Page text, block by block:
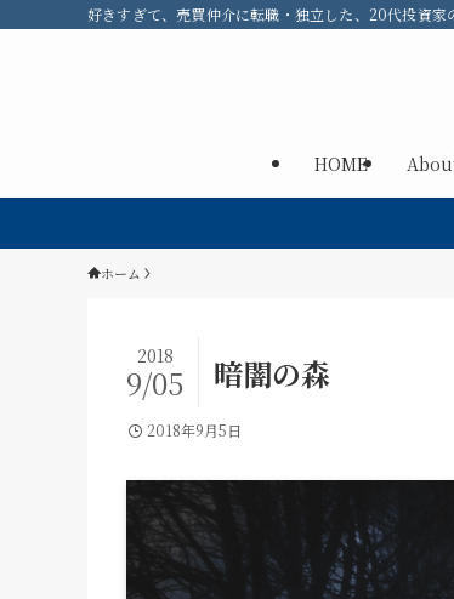
好きすぎて、売買仲介に転職・独立した、20代投資
HOME
ホーム
暗闇の森
2018
9/05
2018年9月5日